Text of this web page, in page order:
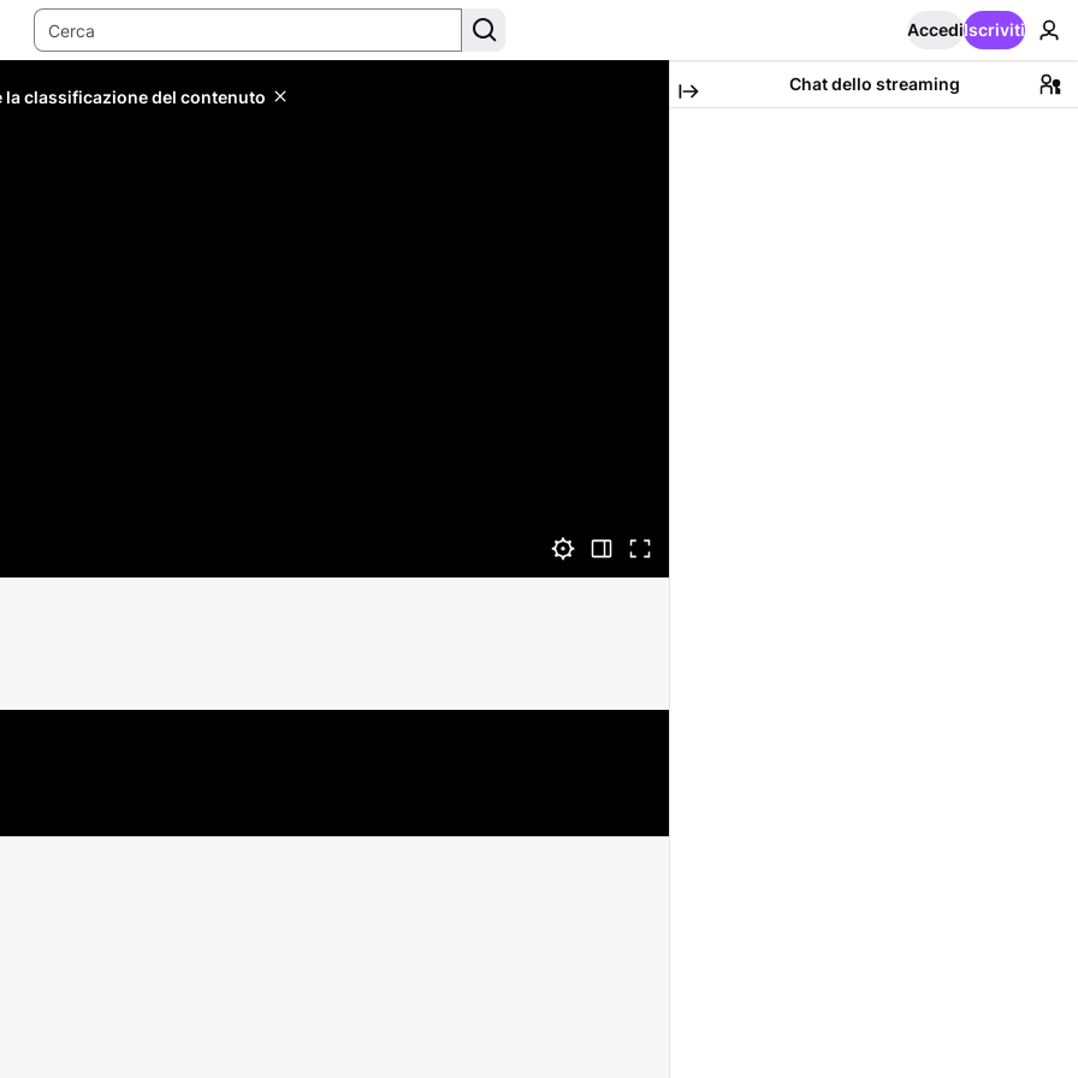
AccediIscriviti
classificazione del contenuto
Chat dello streaming